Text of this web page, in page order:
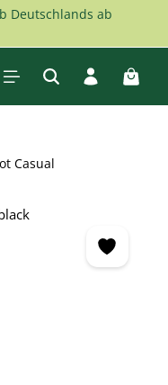
Deutschlands ab
Casual